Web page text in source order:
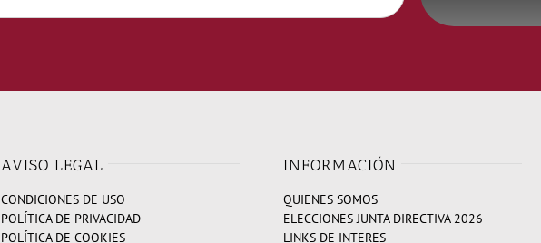
AVISO LEGAL
CONDICIONES DE USO
POLÍTICA DE PRIVACIDAD
POLÍTICA DE COOKIES
INFORMACIÓN
QUIENES SOMOS
ELECCIONES JUNTA DIRECTIVA 2026
LINKS DE INTERES